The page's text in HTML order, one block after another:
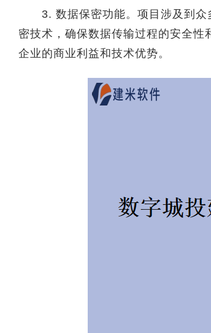
3. 数据保密功能。项目涉及到众
密技术，确保数据传输过程的安全
企业的商业利益和技术优势。